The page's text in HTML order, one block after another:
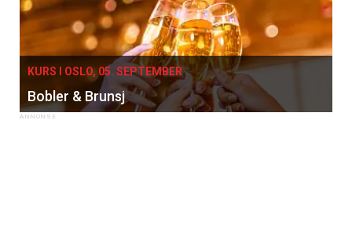
KURS I OSLO, 05. SEPTEMBER
Bobler & Brunsj